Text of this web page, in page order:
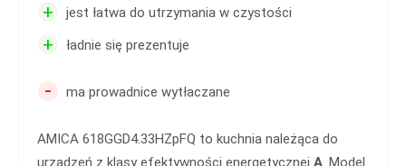
+ jest łatwa do utrzymania w czystości
+ ładnie się prezentuje
- ma prowadnice wytłaczane
AMICA 618GGD4.33HZpFQ to kuchnia należąca do
urządzeń z klasy efektywności energetycznej A. Model